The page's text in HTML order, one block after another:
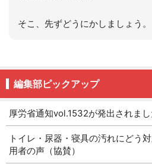
そこ、先ずどうにかしましょう。
編集部ピックアップ
厚労省通知vol.1532が発出されまし
トイレ・尿器・寝具の汚れにどう
用者の声（協賛）